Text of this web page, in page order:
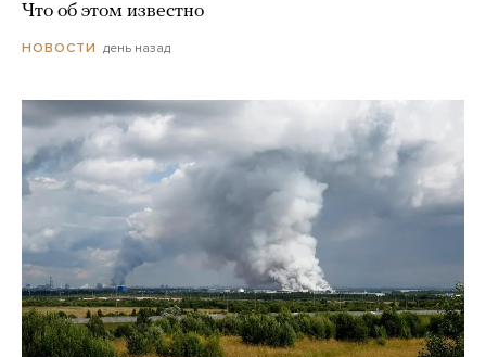
Что об этом известно
НОВОСТИ день назад